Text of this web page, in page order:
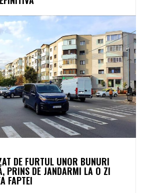
DE FURTUL UNOR BUNURI
PRINS DE JANDARMI LA O ZI
FAPTEI